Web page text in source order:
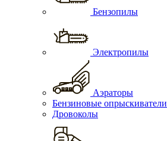
Бензопилы
Электропилы
Аэраторы
Бензиновые опрыскиватели
Дровоколы